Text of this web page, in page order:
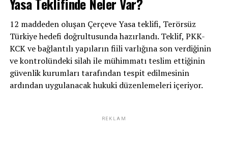
12 maddeden oluşan Çerçeve Yasa teklifi, Terörsüz
Türkiye hedefi doğrultusunda hazırlandı. Teklif, PKK-
KCK ve bağlantılı yapıların fiili varlığına son verdiğinin
ve kontrolündeki silah ile mühimmatı teslim ettiğinin
güvenlik kurumları tarafından tespit edilmesinin
ardından uygulanacak hukuki düzenlemeleri içeriyor.
REKLAM